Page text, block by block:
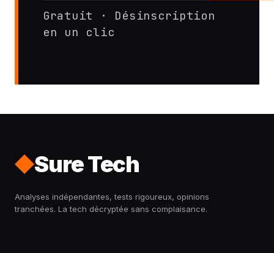
Gratuit · Désinscription
en un clic
Sure Tech
Analyses indépendantes, tests rigoureux, opinions
tranchées. La tech décryptée sans complaisance.